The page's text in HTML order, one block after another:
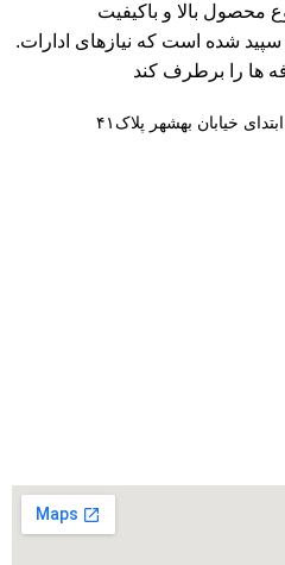
محصول بالا و باکیفیت
شده است که نیازهای ادارات.
ها را برطرف کند
خیابان بهشهر پلاک۴۱